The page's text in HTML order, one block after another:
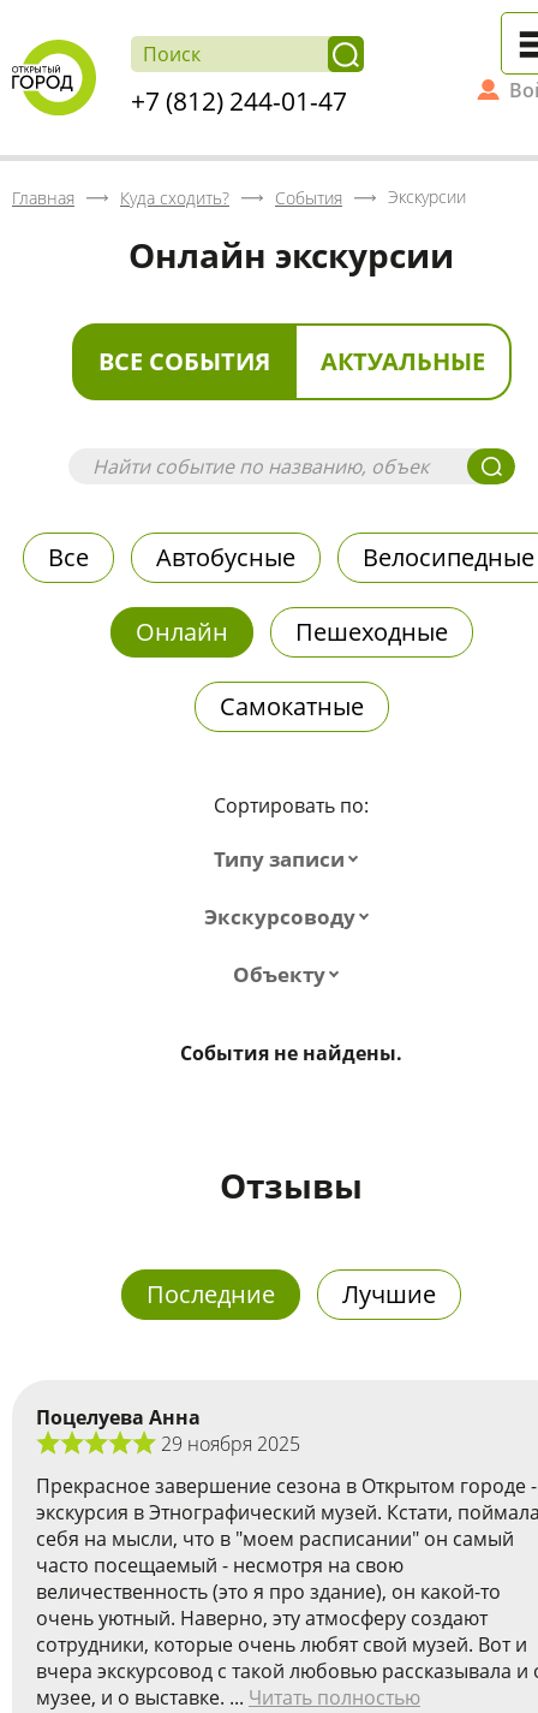
+7 (812) 244-01-47
Главная Куда сходить? События Экскурсии
Онлайн экскурсии
ВСЕ СОБЫТИЯ АКТУАЛЬНЫЕ
Все Автобусные Велосипедные
Онлайн Пешеходные
Самокатные
Сортировать по:
Типу записи
Экскурсоводу
Объекту
События не найдены.
Отзывы
Последние Лучшие
Поцелуева Анна
29 ноября 2025
Прекрасное завершение сезона в Открытом городе -
экскурсия в Этнографический музей. Кстати,
себя на мысли, что в "моем расписании" он самый
часто посещаемый - несмотря на свою
величественность (это я про здание), он какой-то
очень уютный. Наверно, эту атмосферу создают
сотрудники, которые очень любят свой музей. Вот и
вчера экскурсовод с такой любовью рассказывала и
музее, и о выставке. ... Читать полностью